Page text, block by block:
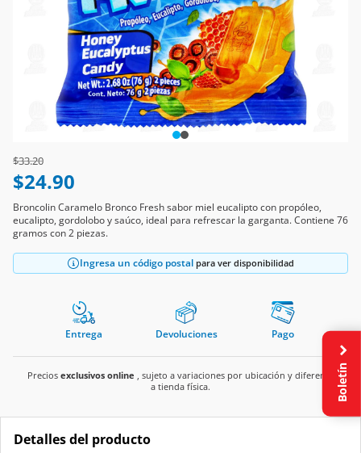
Price reduced from
$33.20to
$24.90
Broncolin Caramelo Bronco Fresh sabor miel eucalipto con propóleo,
eucalipto, gordolobo y saúco, ideal para refrescar la garganta. Contiene 76
gramos con 2 piezas.
Ingresa un código postal para ver disponibilidad
Entrega Devoluciones Pago
Precios exclusivos online , sujeto a variaciones por ubicación y diferente
a tienda física.
Detalles del producto
Boletín